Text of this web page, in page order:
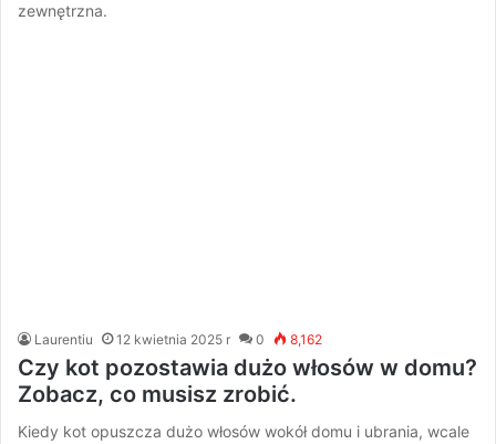
zewnętrzna.
Laurentiu 12 kwietnia 2025 r 0 8,162
Czy kot pozostawia dużo włosów w domu?
Zobacz, co musisz zrobić.
Kiedy kot opuszcza dużo włosów wokół domu i ubrania, wcale